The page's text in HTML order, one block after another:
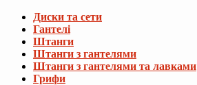
Диски та сети
Гантелі
Штанги
Штанги з гантелями
Штанги з гантелями та лавками
Грифи